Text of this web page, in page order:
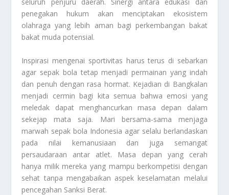
penegakan hukum akan menciptakan ekosistem
olahraga yang lebih aman bagi perkembangan bakat
bakat muda potensial.
Inspirasi mengenai sportivitas harus terus di sebarkan
agar sepak bola tetap menjadi permainan yang indah
dan penuh dengan rasa hormat. Kejadian di Bangkalan
menjadi cermin bagi kita semua bahwa emosi yang
meledak dapat menghancurkan masa depan dalam
sekejap mata saja. Mari bersama-sama menjaga
marwah sepak bola Indonesia agar selalu berlandaskan
pada nilai kemanusiaan dan juga semangat
persaudaraan antar atlet. Masa depan yang cerah
hanya milik mereka yang mampu berkompetisi dengan
sehat tanpa mengabaikan aspek keselamatan melalui
pencegahan Sanksi Berat.